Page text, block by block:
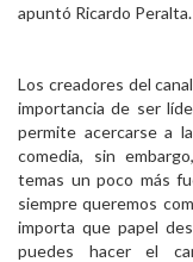
apuntó Ricardo Peralta.
Los creadores del
importancia de ser
permite acercarse a
comedia, sin
temas un poco más
siempre queremos
importa que papel
puedes hacer el